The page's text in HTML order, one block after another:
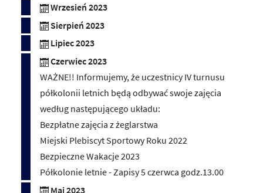
Wrzesień 2023
Sierpień 2023
Lipiec 2023
Czerwiec 2023
WAŻNE!! Informujemy, że uczestnicy IV turnusu
półkolonii letnich będą odbywać swoje zajęcia
według następującego układu:
Bezpłatne zajęcia z żeglarstwa
Miejski Plebiscyt Sportowy Roku 2022
Bezpieczne Wakacje 2023
Półkolonie letnie - Zapisy 5 czerwca godz.13.00
Maj 2023